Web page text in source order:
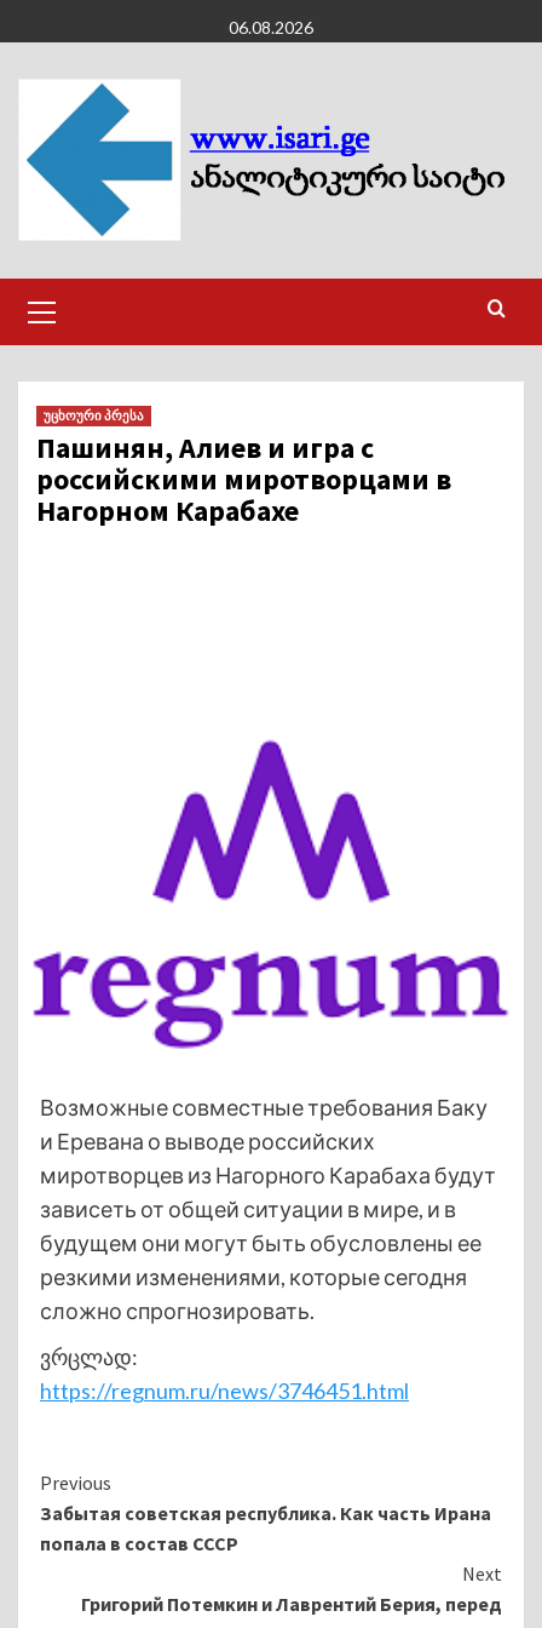
to
content
06.08.2026
Menu
უცხოური პრესა
Пашинян, Алиев и игра с
российскими миротворцами в
Нагорном Карабахе
Возможные совместные требования Баку
и Еревана о выводе российских
миротворцев из Нагорного Карабаха будут
зависеть от общей ситуации в мире, и в
будущем они могут быть обусловлены ее
резкими изменениями, которые сегодня
сложно спрогнозировать.
ვრცლად:
https://regnum.ru/news/3746451.html
Continue
Reading
Previous
Забытая советская республика. Как часть Ирана
попала в состав СССР
Next
Григорий Потемкин и Лаврентий Берия, перед